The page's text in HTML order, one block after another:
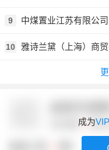
9 中煤置业江苏有限公司
10 雅诗兰黛（上海）商
成为VIP